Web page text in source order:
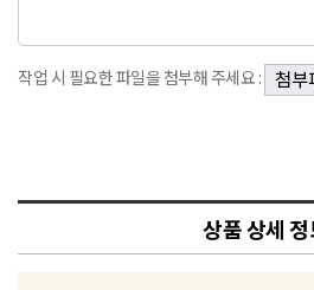
작업 시 필요한 파일을 첨부해 주세요 :
상품 상세